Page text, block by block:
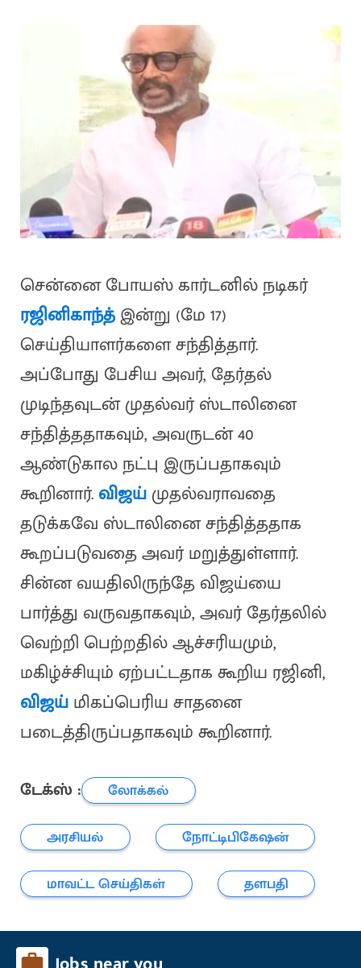
சென்னை போயஸ் கார்டனில் நடிகர்
ரஜினிகாந்த்இன்று (மே 17)
செய்தியாளர்களை சந்தித்தார்.
அப்போது பேசிய அவர், தேர்தல்
முடிந்தவுடன் முதல்வர் ஸ்டாலினை
சந்தித்ததாகவும், அவருடன் 40
ஆண்டுகால நட்பு இருப்பதாகவும்
கூறினார்.விஜய்முதல்வராவதை
தடுக்கவே ஸ்டாலினை சந்தித்ததாக
கூறப்படுவதை அவர் மறுத்துள்ளார்.
சின்ன வயதிலிருந்தே விஜய்யை
பார்த்து வருவதாகவும், அவர் தேர்தலில்
வெற்றி பெற்றதில் ஆச்சரியமும்,
மகிழ்ச்சியும் ஏற்பட்டதாக கூறிய ரஜினி,
விஜய்மிகப்பெரிய சாதனை
படைத்திருப்பதாகவும் கூறினார்.
டேக்ஸ் :
லோக்கல்
அரசியல்
நோட்டிபிகேஷன்
மாவட்ட செய்திகள்
தளபதி